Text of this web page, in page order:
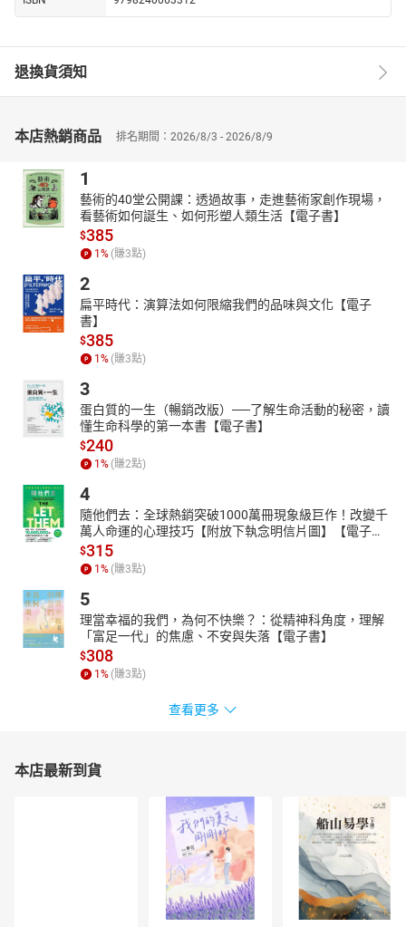
退換貨須知
本店熱銷商品 排名期間：2026/8/3 - 2026/8/9
1
藝術的40堂公開課：透過故事，走進藝術家創作現場，
看藝術如何誕生、如何形塑人類生活【電子書】
$385
1 % (賺3點)
2
扁平時代：演算法如何限縮我們的品味與文化【電子
書】
$385
1 % (賺3點)
3
蛋白質的一生（暢銷改版）──了解生命活動的秘密，讀
懂生命科學的第一本書【電子書】
$240
1 % (賺2點)
4
隨他們去：全球熱銷突破1000萬冊現象級巨作！改變千
萬人命運的心理技巧【附放下執念明信片圖】【電子
書】
$315
1 % (賺3點)
5
理當幸福的我們，為何不快樂？：從精神科角度，理解
「富足一代」的焦慮、不安與失落【電子書】
$308
1 % (賺3點)
查看更多
本店最新到貨